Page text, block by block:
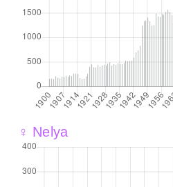
♀ Nelya